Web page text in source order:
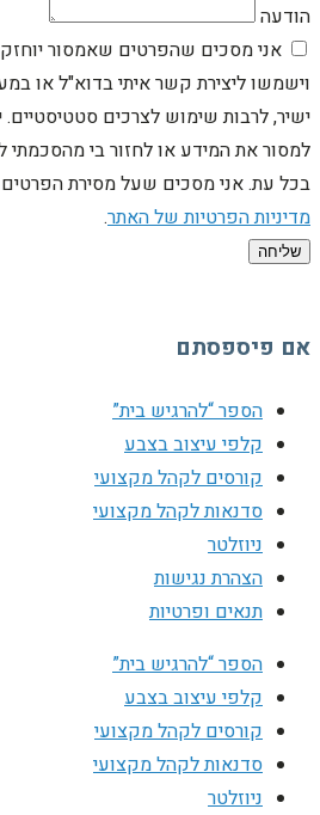
הודעה
אני מסכים שהפרטים שאמסור
וישמשו ליצירת קשר איתי בדוא"ל או
ישיר, לרבות שימוש לצרכים
למסור את המידע או לחזור בי מהסכמתי
בכל עת. אני מסכים שעל מסירת
מדיניות הפרטיות של האתר.
שליחה
אם פיספסתם
הספר “להרגיש בית”
קלפי עיצוב בצבע
קורסים לקהל מקצועי
סדנאות לקהל מקצועי
ניוזלטר
הצהרת נגישות
תנאים ופרטיות
הספר “להרגיש בית”
קלפי עיצוב בצבע
קורסים לקהל מקצועי
סדנאות לקהל מקצועי
ניוזלטר